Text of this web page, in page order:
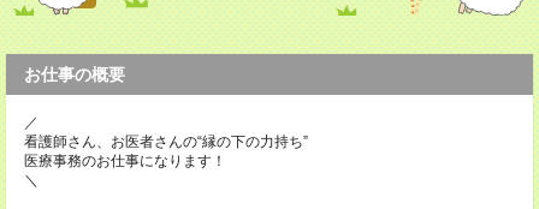
お仕事の概要
／
看護師さん、お医者さんの“縁の下の力持ち”
医療事務のお仕事になります！
＼